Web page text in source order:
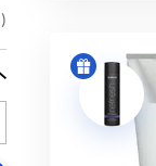
vlas tým, že by
až niekoľkými